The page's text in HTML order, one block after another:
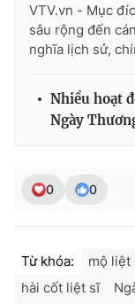
VTV.vn - Mục
sâu rộng đến
nghĩa lịch sử,
Nhiều hoạt
Ngày
0 0
Từ khóa: mộ liệt
hài cốt liệt sĩ